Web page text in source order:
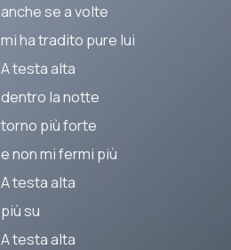
anche se a volte
mi ha tradito pure lui
A testa alta
dentro la notte
torno più forte
e non mi fermi più
A testa alta
più su
A testa alta